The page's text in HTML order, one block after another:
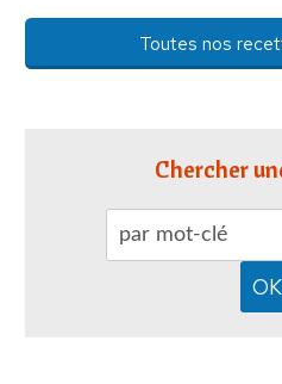
Toutes nos
Chercher